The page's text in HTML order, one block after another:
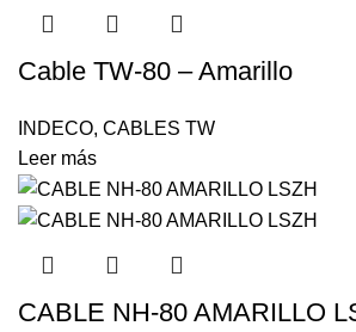
Cable TW-80 – Amarillo
INDECO, CABLES TW
Leer más
CABLE NH-80 AMARILLO